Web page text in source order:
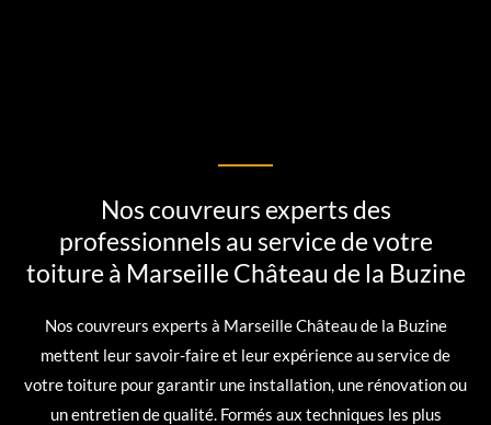
Nos couvreurs experts des
professionnels au service de votre
toiture à Marseille Château de la Buzine
Nos couvreurs experts à Marseille Château de la Buzine
mettent leur savoir-faire et leur expérience au service de
votre toiture pour garantir une installation, une rénovation ou
un entretien de qualité. Formés aux techniques les plus